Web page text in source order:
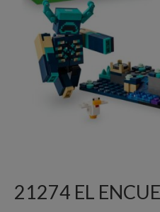
21274 EL